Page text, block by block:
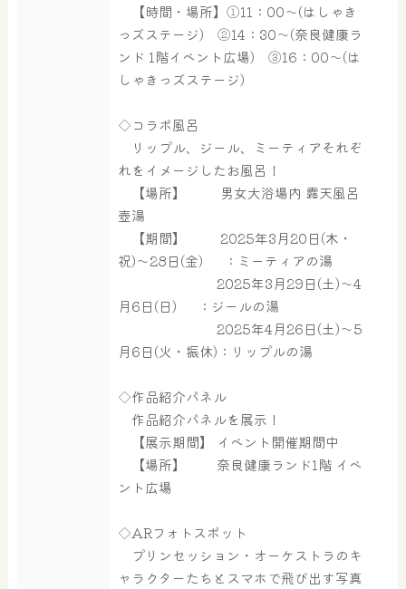
大浴場 サウナ・岩盤浴
屋内レジャープール グルメ
奈良わんぱくランド
はしゃきっズ
【時間・場所】①11：00～(はしゃき
っズステージ) ②14：30～(奈良健康ラ
ンド 1階イベント広場) ③16：00～(は
しゃきっズステージ)
◇コラボ風呂
リップル、ジール、ミーティアそれぞ
れをイメージしたお風呂！
【場所】 男女大浴場内 露天風呂
壺湯
【期間】 2025年3月20日(木・
祝)～28日(金) ：ミーティアの湯
2025年3月29日(土)～4
月6日(日) ：ジールの湯
2025年4月26日(土)～5
月6日(火・振休)：リップルの湯
◇作品紹介パネル
作品紹介パネルを展示！
【展示期間】 イベント開催期間中
【場所】 奈良健康ランド1階 イベ
ント広場
◇ARフォトスポット
プリンセッション・オーケストラのキ
ャラクターたちとスマホで飛び出す写真